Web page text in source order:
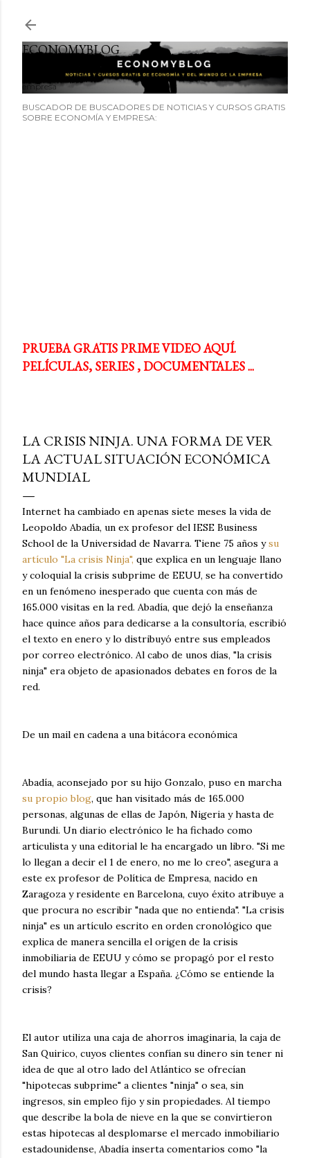
ECONOMYBLOG
Noticias y cursos GRATIS sobre economía y el mundo de la
empresa
BUSCADOR DE BUSCADORES DE NOTICIAS Y CURSOS GRATIS
SOBRE ECONOMÍA Y EMPRESA:
PRUEBA GRATIS PRIME VIDEO AQUÍ.
PELÍCULAS, SERIES , DOCUMENTALES ...
LA CRISIS NINJA. UNA FORMA DE VER
LA ACTUAL SITUACIÓN ECONÓMICA
MUNDIAL
Internet ha cambiado en apenas siete meses la vida de
Leopoldo Abadía, un ex profesor del IESE Business
School de la Universidad de Navarra. Tiene 75 años ysu
artículo "La crisis Ninja", que explica en un lenguaje llano
y coloquial la crisis subprime de EEUU, se ha convertido
en un fenómeno inesperado que cuenta con más de
165.000 visitas en la red. Abadía, que dejó la enseñanza
hace quince años para dedicarse a la consultoría, escribió
el texto en enero y lo distribuyó entre sus empleados
por correo electrónico. Al cabo de unos días, "la crisis
ninja" era objeto de apasionados debates en foros de la
red.
De un mail en cadena a una bitácora económica
Abadía, aconsejado por su hijo Gonzalo, puso en marcha
su propio blog, que han visitado más de 165.000
personas, algunas de ellas de Japón, Nigeria y hasta de
Burundi. Un diario electrónico le ha fichado como
articulista y una editorial le ha encargado un libro. "Si me
lo llegan a decir el 1 de enero, no me lo creo", asegura a
este ex profesor de Política de Empresa, nacido en
Zaragoza y residente en Barcelona, cuyo éxito atribuye a
que procura no escribir "nada que no entienda". "La crisis
ninja" es un artículo escrito en orden cronológico que
explica de manera sencilla el origen de la crisis
inmobiliaria de EEUU y cómo se propagó por el resto
del mundo hasta llegar a España. ¿Cómo se entiende la
crisis?
El autor utiliza una caja de ahorros imaginaria, la caja de
San Quirico, cuyos clientes confían su dinero sin tener ni
idea de que al otro lado del Atlántico se ofrecían
"hipotecas subprime" a clientes "ninja" o sea, sin
ingresos, sin empleo fijo y sin propiedades. Al tiempo
que describe la bola de nieve en la que se convirtieron
estas hipotecas al desplomarse el mercado inmobiliario
estadounidense, Abadía inserta comentarios como "la